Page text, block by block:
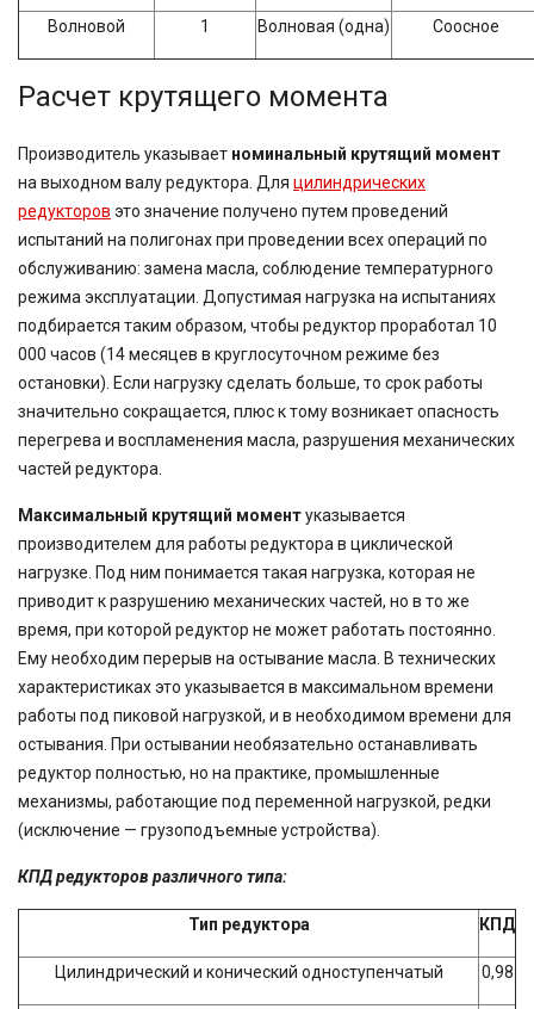
Волновой 1 Волновая (одна) Соосное
Расчет крутящего момента
Производитель указывает номинальный крутящий момент
на выходном валу редуктора. Для цилиндрических
редукторов это значение получено путем проведений
испытаний на полигонах при проведении всех операций по
обслуживанию: замена масла, соблюдение температурного
режима эксплуатации. Допустимая нагрузка на испытаниях
подбирается таким образом, чтобы редуктор проработал 10
000 часов (14 месяцев в круглосуточном режиме без
остановки). Если нагрузку сделать больше, то срок работы
значительно сокращается, плюс к тому возникает опасность
перегрева и воспламенения масла, разрушения механических
частей редуктора.
Максимальный крутящий моментуказывается
производителем для работы редуктора в циклической
нагрузке. Под ним понимается такая нагрузка, которая не
приводит к разрушению механических частей, но в то же
время, при которой редуктор не может работать постоянно.
Ему необходим перерыв на остывание масла. В технических
характеристиках это указывается в максимальном времени
работы под пиковой нагрузкой, и в необходимом времени для
остывания. При остывании необязательно останавливать
редуктор полностью, но на практике, промышленные
механизмы, работающие под переменной нагрузкой, редки
(исключение — грузоподъемные устройства).
КПД редукторов различного типа:
Тип редуктора КПД
Цилиндрический и конический одноступенчатый 0,98